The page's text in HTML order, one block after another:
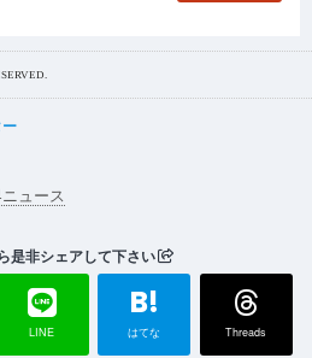
ュース
是非シェアして下さい
LINE
B!
はてな Threads